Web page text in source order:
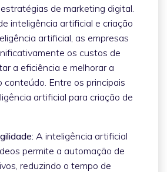
de marketing digital.
inteligência artificial e criação
artificial, as empresas
os custos de
a eficiência e melhorar a
conteúdo. Entre os principais
artificial para criação de
A inteligência artificial
permite a automação de
reduzindo o tempo de